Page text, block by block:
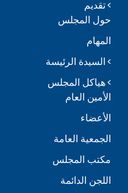
تقديم
حول المجلس
المهام
السيدة الرئيسة
هياكل المجلس
الأمين العام
الأعضاء
الجمعية العامة
مكتب المجلس
اللجن الدائمة